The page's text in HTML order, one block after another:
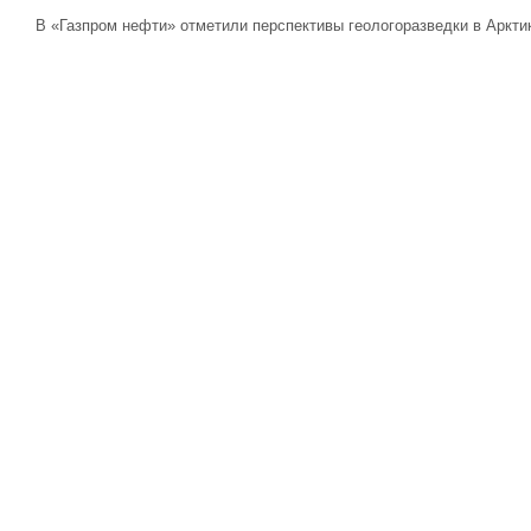
В «Газпром нефти» отметили перспективы геологоразведки в